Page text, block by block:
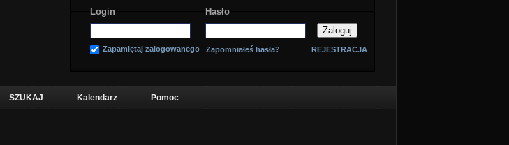
Login Hasło
Zapamiętaj zalogowanego Zapomniałeś hasła? REJESTRACJA
SZUKAJ Kalendarz Pomoc